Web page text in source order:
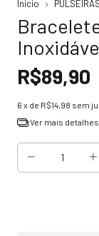
Início PULSEIRAS
R$89,90
6 x de R$14,98 sem
Ver mais detalhes